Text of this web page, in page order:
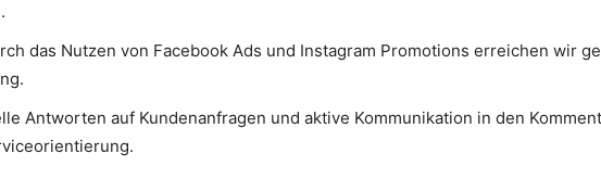
das Nutzen von Facebook Ads und Instagram Promotions erreichen wir
Antworten auf Kundenanfragen und aktive Kommunikation in den